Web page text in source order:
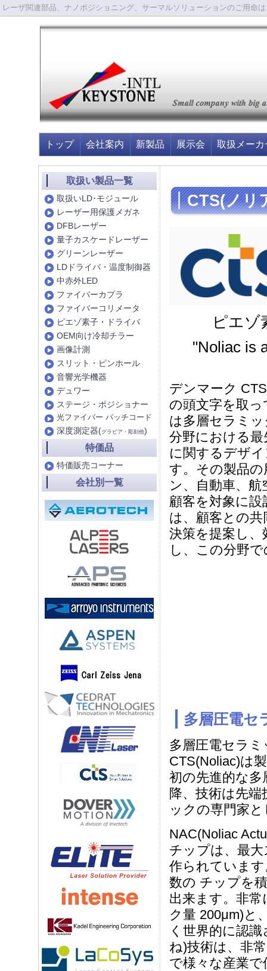
レーザ関連部品、ナノポジショニング、サーマルソリューションのご用命
トップ 会社案内 新製品 展示会 取扱メーカ
CTS(ノリ
ピエ
"Noliac is
デンマーク
の頭文字を取
は多層セラミ
分野における最
に関するデザ
す。その製品
ン、自動車、
顧客を対象に
は、顧客との
決策を提案し
し、この分野
多層圧電セ
多層圧電セラ
CTS(Noliac)は
初の先進的な
降、技術は先
ックの専門家
NAC(Noliac
チップは、最
作られていま
数の チップを
出来ます。非
ク量 200μm)と
く世界的に認
ね)技術は、非
で様々な産業
取扱い製品一覧
取扱いLD･モジュール
レーザー用保護メガネ
DFBレーザー
量子カスケードレーザー
グリーンレーザー
LDドライバ・温度制御器
中赤外LED
ファイバーカプラ
ファイバーコリメータ
ピエゾ素子・ドライバ
OEM向け冷却チラー
画像計測
スリット・ピンホール
音響光学機器
デュワー
ステージ・ポジショナー
光ファイバー パッチコード
深度測定器(グラビア・彫刻他)
特価品
特価販売コーナー
会社別一覧